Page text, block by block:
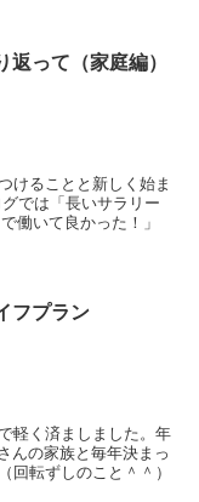
返って（家庭編）
けることと新しく始ま
では「長いサラリー
働いて良かった！」
フプラン
軽く済ましました。年
んの家族と毎年決まっ
回転ずしのこと＾＾）